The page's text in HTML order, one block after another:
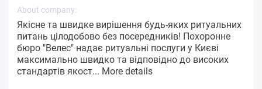
About company:
Якісне та швидке вирішення будь-яких ритуальних
питань цілодобово без посередників! Похоронне
бюро "Велес" надає ритуальні послуги у Києві
максимально швидко та відповідно до високих
стандартів якост... More details